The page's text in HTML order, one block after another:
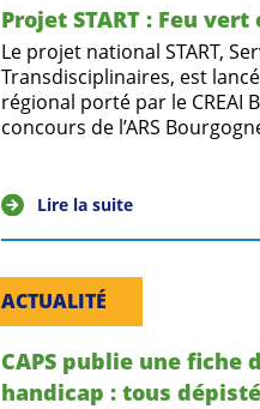
Projet START : Feu
Le projet national START,
Transdisciplinaires, est
régional porté par le CREAI
concours de l’ARS
Lire la suite
ACTUALITÉ
CAPS publie une
handicap : tous